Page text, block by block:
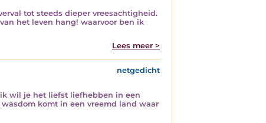
tot steeds dieper vreesachtigheid.
het leven hang! waarvoor ben ik
Lees meer >
netgedicht
wil je het liefst liefhebben in een
komt in een vreemd land waar